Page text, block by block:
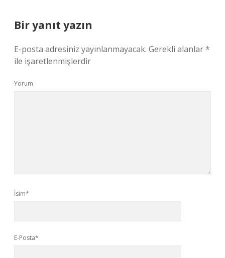
Bir yanıt yazın
E-posta adresiniz yayınlanmayacak. Gerekli alanlar*
ile işaretlenmişlerdir
Yorum
İsim*
E-Posta*